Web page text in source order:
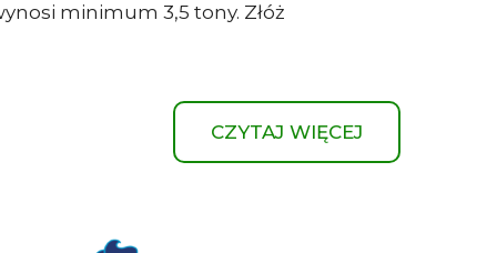
minimum 3,5 tony. Złóż
CZYTAJ WIĘCEJ